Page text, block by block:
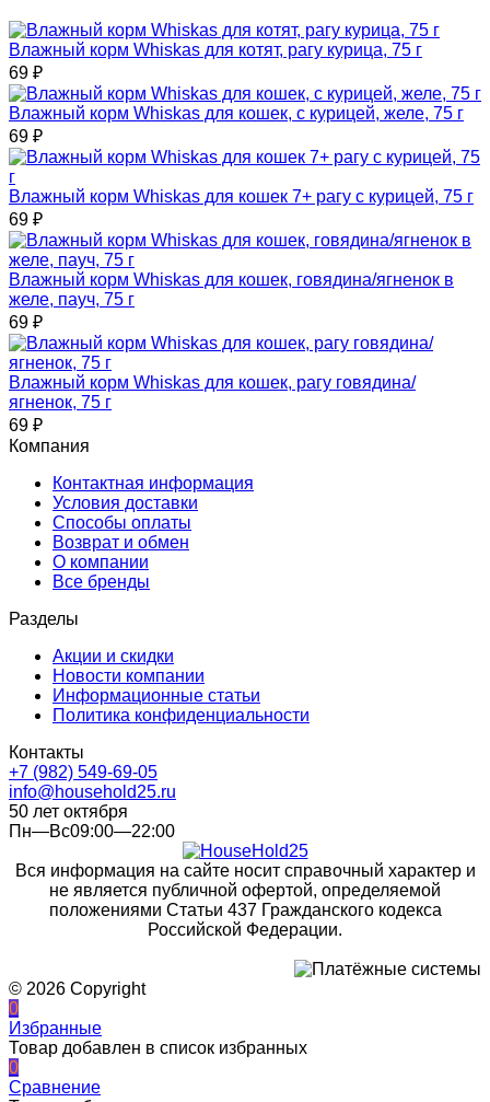
Влажный корм Whiskas для котят, рагу курица, 75 г
69 ₽
Влажный корм Whiskas для кошек, с курицей, желе, 75 г
69 ₽
Влажный корм Whiskas для кошек 7+ рагу с курицей, 75 г
69 ₽
Влажный корм Whiskas для кошек, говядина/ягненок в
желе, пауч, 75 г
69 ₽
Влажный корм Whiskas для кошек, рагу говядина/
ягненок, 75 г
69 ₽
Компания
Контактная информация
Условия доставки
Способы оплаты
Возврат и обмен
О компании
Все бренды
Разделы
Акции и скидки
Новости компании
Информационные статьи
Политика конфиденциальности
Контакты
+7 (982) 549-69-05
info@household25.ru
50 лет октября
Пн—Вс09:00—22:00
Вся информация на сайте носит справочный характер и
не является публичной офертой, определяемой
положениями Статьи 437 Гражданского кодекса
Российской Федерации.
© 2026 Copyright
0
Избранные
Товар добавлен в список избранных
0
Сравнение